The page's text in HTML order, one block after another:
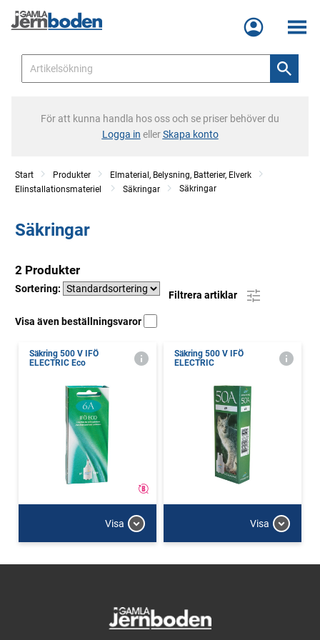
Meny
För att kunna handla hos oss och se priser behöver du
Logga in ellerSkapa konto
Start Produkter
Elmaterial, Belysning, Batterier, Elverk
Elinstallationsmateriel
Säkringar Säkringar
Säkringar
2 Produkter
Sortering:
Filtrera artiklar
Visa även beställningsvaror
Säkring 500 V IFÖ
ELECTRIC Eco
Visa
Säkring 500 V IFÖ
ELECTRIC
Visa